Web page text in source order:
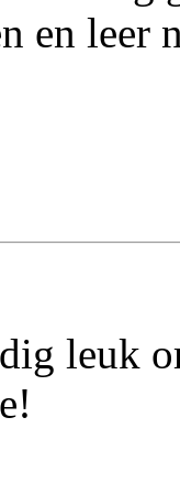
en
leuk